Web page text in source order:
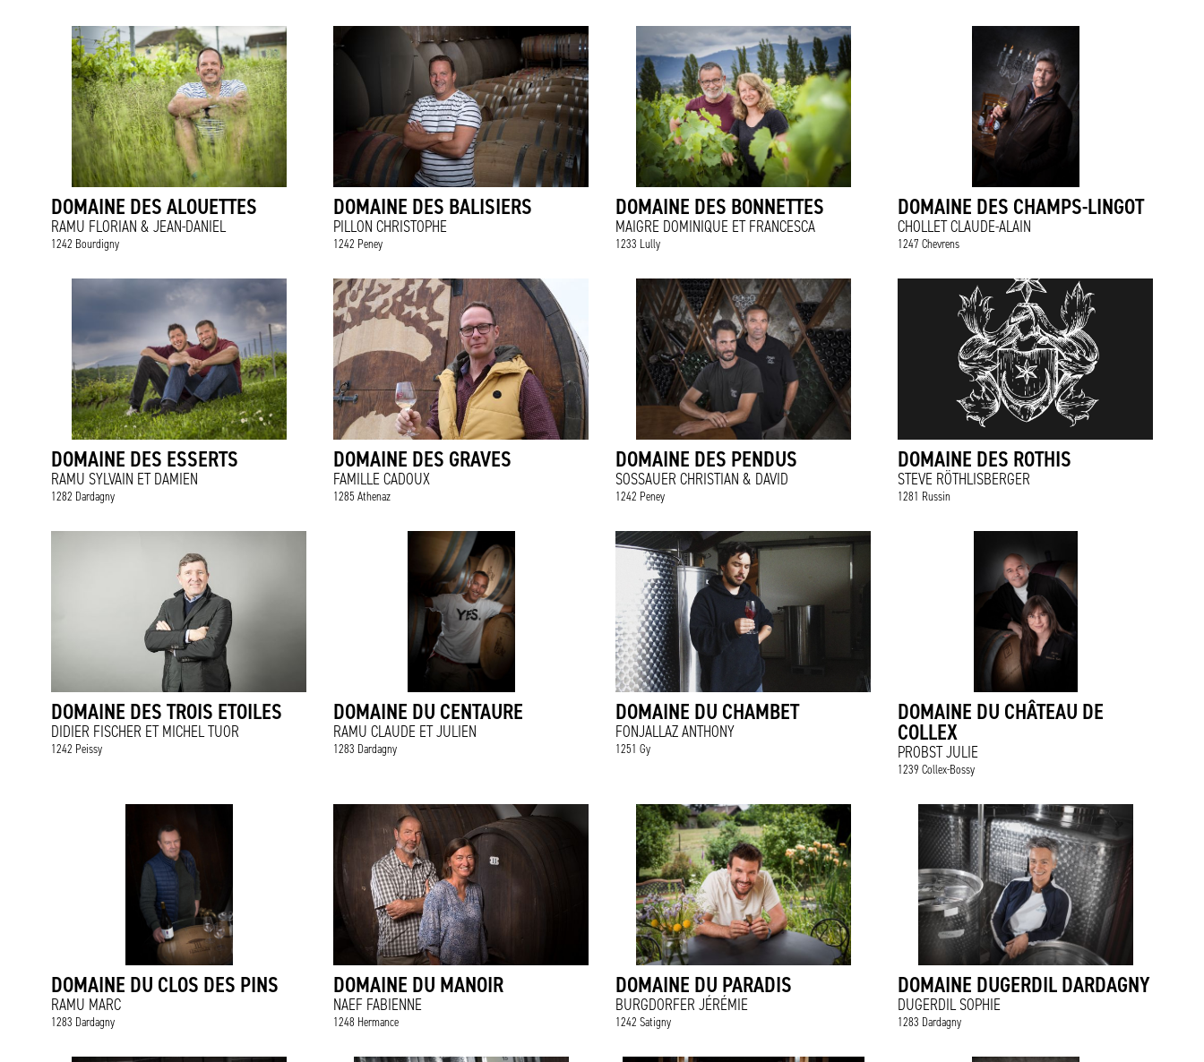
DOMAINE DES ALOUETTES
RAMU FLORIAN & JEAN-DANIEL
1242 Bourdigny
DOMAINE DES BALISIERS
PILLON CHRISTOPHE
1242 Peney
DOMAINE DES BONNETTES
MAIGRE DOMINIQUE ET FRANCESCA
1233 Lully
DOMAINE DES CHAMPS-LINGOT
CHOLLET CLAUDE-ALAIN
1247 Chevrens
DOMAINE DES ESSERTS
RAMU SYLVAIN ET DAMIEN
1282 Dardagny
DOMAINE DES GRAVES
FAMILLE CADOUX
1285 Athenaz
DOMAINE DES PENDUS
SOSSAUER CHRISTIAN & DAVID
1242 Peney
DOMAINE DES ROTHIS
STEVE RÖTHLISBERGER
1281 Russin
DOMAINE DES TROIS ETOILES
DIDIER FISCHER ET MICHEL TUOR
1242 Peissy
DOMAINE DU CENTAURE
RAMU CLAUDE ET JULIEN
1283 Dardagny
DOMAINE DU CHAMBET
FONJALLAZ ANTHONY
1251 Gy
DOMAINE DU CHÂTEAU DE
COLLEX
PROBST JULIE
1239 Collex-Bossy
DOMAINE DU CLOS DES PINS
RAMU MARC
1283 Dardagny
DOMAINE DU MANOIR
NAEF FABIENNE
1248 Hermance
DOMAINE DU PARADIS
BURGDORFER JÉRÉMIE
1242 Satigny
DOMAINE DUGERDIL DARDAGNY
DUGERDIL SOPHIE
1283 Dardagny